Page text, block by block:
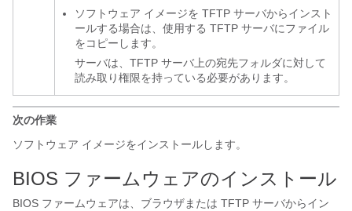
ソフトウェア イメージを TFTP サーバからインスト
ールする場合は、使用する TFTP サーバにファイル
をコピーします。
サーバは、TFTP サーバ上の宛先フォルダに対して
読み取り権限を持っている必要があります。
次の作業
ソフトウェア イメージをインストールします。
BIOS ファームウェアのインストール
BIOS ファームウェアは、ブラウザまたは TFTP サーバからイン